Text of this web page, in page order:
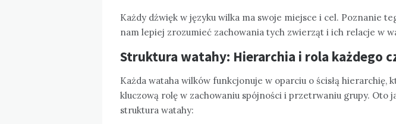
Każdy dźwięk w języku wilka ma swoje miejsce i cel. Poznanie
nam lepiej zrozumieć zachowania tych zwierząt i ich relacje w
Struktura watahy: Hierarchia i rola każdego
Każda wataha wilków funkcjonuje w oparciu o ścisłą hierarchię,
kluczową rolę w zachowaniu spójności i przetrwaniu grupy. Oto
struktura watahy: